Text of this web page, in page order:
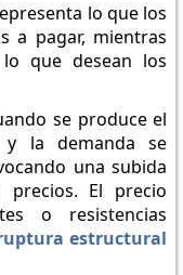
lo que los
a pagar, mientras
que desean los
se produce el
la demanda se
una subida
El precio
o resistencias
estructural